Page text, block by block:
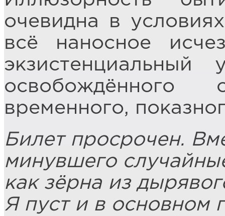
очевидна в
всё наносное
экзистенциальный
освобождённого
временного,
Билет просрочен.
минувшего
как зёрна из
Я пуст и в основном